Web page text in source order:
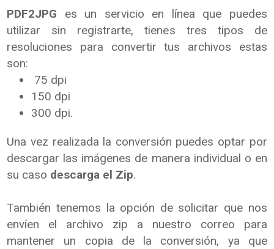
PDF2JPG es un servicio en línea que puedes
utilizar sin registrarte, tienes tres tipos de
resoluciones para convertir tus archivos estas
son:
75 dpi
150 dpi
300 dpi.
Una vez realizada la conversión puedes optar por
descargar las imágenes de manera individual o en
su caso descarga el Zip.
También tenemos la opción de solicitar que nos
envíen el archivo zip a nuestro correo para
mantener un copia de la conversión, ya que